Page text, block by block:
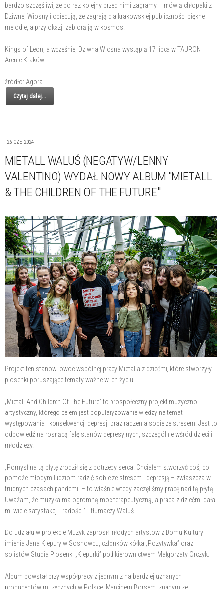
bardzo szczęśliwi, że po raz kolejny przed nimi zagramy – mówią chłopaki z
Dziwnej Wiosny i obiecują, że zagrają dla krakowskiej publiczności piękne
melodie, a przy okazji zabiorą ją w kosmos.
Kings of Leon, a wcześniej Dziwna Wiosna wystąpią 17 lipca w TAURON
Arenie Kraków.
źródło: Agora
Czytaj dalej...
26 CZE 2024
MIETALL WALUŚ (NEGATYW/LENNY
VALENTINO) WYDAŁ NOWY ALBUM "MIETALL
& THE CHILDREN OF THE FUTURE"
Projekt ten stanowi owoc wspólnej pracy Mietalla z dziećmi, które stworzyły
piosenki poruszające tematy ważne w ich życiu.
„Mietall And Children Of The Future” to prospołeczny projekt muzyczno-
artystyczny, którego celem jest popularyzowanie wiedzy na temat
występowania i konsekwencji depresji oraz radzenia sobie ze stresem. Jest to
odpowiedź na rosnącą falę stanów depresyjnych, szczególnie wśród dzieci i
młodzieży.
„Pomysł na tą płytę zrodził się z potrzeby serca. Chciałem stworzyć coś, co
pomoże młodym ludziom radzić sobie ze stresem i depresją – zwłaszcza w
trudnych czasach pandemii – to właśnie wtedy zaczęliśmy pracę nad tą płytą.
Uważam, że muzyka ma ogromną moc terapeutyczną, a praca z dziećmi dała
mi wiele satysfakcji i radości.” - tłumaczy Waluś.
Do udziału w projekcie Muzyk zaprosił młodych artystów z Domu Kultury
imienia Jana Kiepury w Sosnowcu, członków kółka „Pozytywka” oraz
solistów Studia Piosenki „Kiepurki” pod kierownictwem Małgorzaty Orczyk.
Album powstał przy współpracy z jednym z najbardziej uznanych
producentów muzycznych w Polsce, Marcinem Borsem, znanym ze